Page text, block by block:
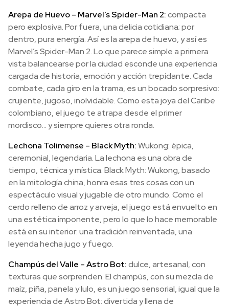
Arepa de Huevo – Marvel’s Spider-Man 2:compacta
pero explosiva. Por fuera, una delicia cotidiana; por
dentro, pura energía. Así es la arepa de huevo, y así es
Marvel’s Spider-Man 2. Lo que parece simple a primera
vista balancearse por la ciudad esconde una experiencia
cargada de historia, emoción y acción trepidante. Cada
combate, cada giro en la trama, es un bocado sorpresivo:
crujiente, jugoso, inolvidable. Como esta joya del Caribe
colombiano, el juego te atrapa desde el primer
mordisco… y siempre quieres otra ronda.
Lechona Tolimense – Black Myth:Wukong: épica,
ceremonial, legendaria. La lechona es una obra de
tiempo, técnica y mística. Black Myth: Wukong, basado
en la mitología china, honra esas tres cosas con un
espectáculo visual y jugable de otro mundo. Como el
cerdo relleno de arroz y arveja, el juego está envuelto en
una estética imponente, pero lo que lo hace memorable
está en su interior: una tradición reinventada, una
leyenda hecha jugo y fuego.
Champús del Valle – Astro Bot:dulce, artesanal, con
texturas que sorprenden. El champús, con su mezcla de
maíz, piña, panela y lulo, es un juego sensorial, igual que la
experiencia de Astro Bot: divertida y llena de